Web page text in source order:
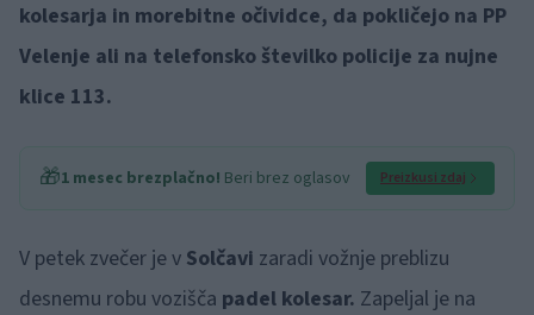
kolesarja in morebitne očividce, da pokličejo na PP
Velenje ali na telefonsko številko policije za nujne
klice 113.
🎁1 mesec brezplačno! Beri brez oglasov Preizkusi zdaj
V petek zvečer je v Solčavi zaradi vožnje preblizu
desnemu robu vozišča padel kolesar. Zapeljal je na